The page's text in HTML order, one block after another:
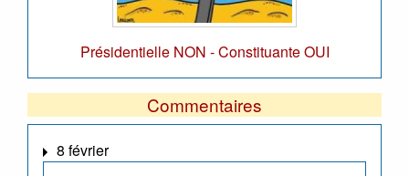
Présidentielle NON - Constituante OUI
Commentaires
8 février